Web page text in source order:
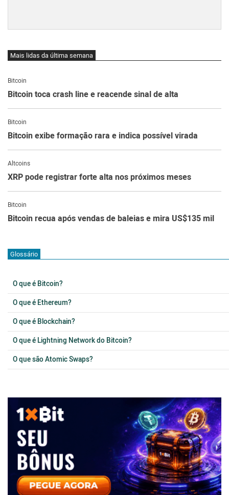
Mais lidas da última semana
Bitcoin
Bitcoin toca crash line e reacende sinal de alta
Bitcoin
Bitcoin exibe formação rara e indica possível virada
Altcoins
XRP pode registrar forte alta nos próximos meses
Bitcoin
Bitcoin recua após vendas de baleias e mira US$135 mil
Glossário
O que é Bitcoin?
O que é Ethereum?
O que é Blockchain?
O que é Lightning Network do Bitcoin?
O que são Atomic Swaps?